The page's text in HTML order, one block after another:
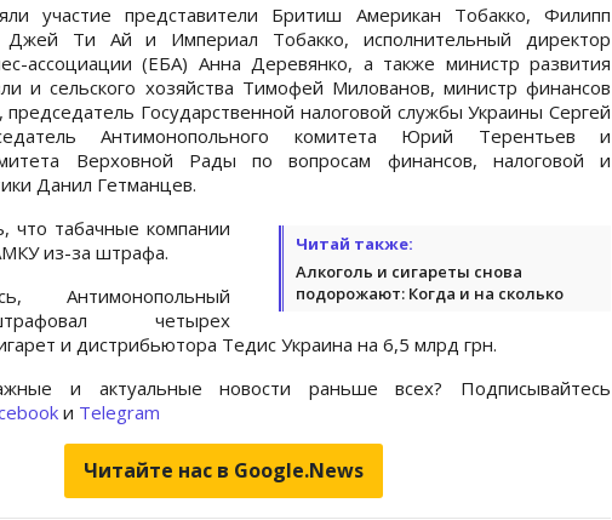
участие представители Бритиш Американ Тобакко, Филипп
Джей Ти Ай и Империал Тобакко, исполнительный директор
ассоциации (ЕБА) Анна Деревянко, а также министр развития
и сельского хозяйства Тимофей Милованов, министр финансов
Государственной налоговой службы Украины Сергей
Антимонопольного комитета Юрий Терентьев и
Верховной Рады по вопросам финансов, налоговой и
Данил Гетманцев.
Читай также:
Алкоголь и сигареты снова
подорожают: Когда и на сколько
что табачные компании
из-за штрафа.
Антимонопольный
четырех
и дистрибьютора Тедис Украина на 6,5 млрд грн.
и актуальные новости раньше всех? Подписывайтесь
и Telegram
Читайте нас в Google.News